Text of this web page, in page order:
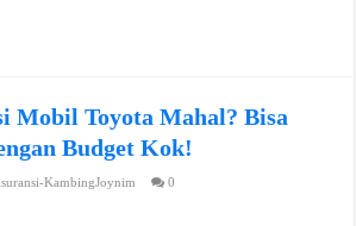
Mobil Toyota Mahal? Bisa
Budget Kok!
KambingJoynim 0